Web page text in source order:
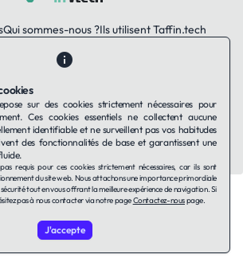
Qui sommes-nous ?Ils utilisent Taffin.tech
Politique de cookies
LinkedIn
Tous droits réservés.
sur des cookies strictement nécessaires pour
Ces cookies essentiels ne collectent aucune
identifiable et ne surveillent pas vos habitudes
des fonctionnalités de base et garantissent une
requis pour ces cookies strictement nécessaires, car ils sont
du site web. Nous attachons une importance primordiale
tout en vous offrant la meilleure expérience de navigation. Si
pas à nous contacter via notre pageContactez-nouspage.
J'accepte